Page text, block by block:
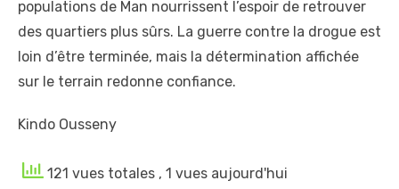
populations de Man nourrissent l’espoir de retrouver
des quartiers plus sûrs. La guerre contre la drogue est
loin d’être terminée, mais la détermination affichée
sur le terrain redonne confiance.
Kindo Ousseny
121 vues totales , 1 vues aujourd'hui